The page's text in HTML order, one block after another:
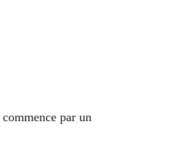
commence par un